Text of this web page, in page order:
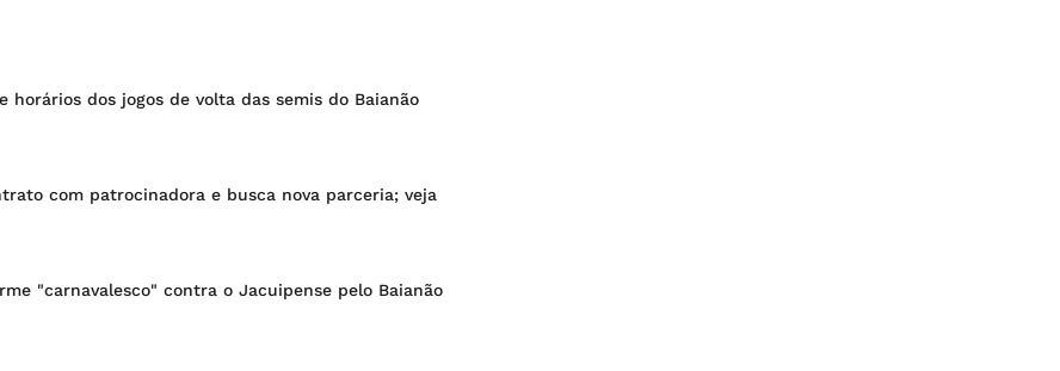
horários dos jogos de volta das semis do Baianão
com patrocinadora e busca nova parceria; veja
"carnavalesco" contra o Jacuipense pelo Baianão